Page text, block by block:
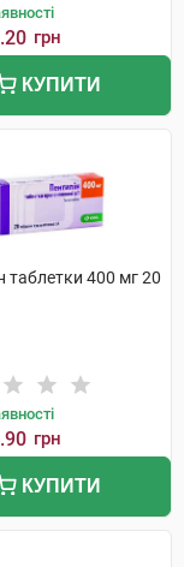
грн
КУПИТИ
таблетки 400 мг 20
грн
КУПИТИ